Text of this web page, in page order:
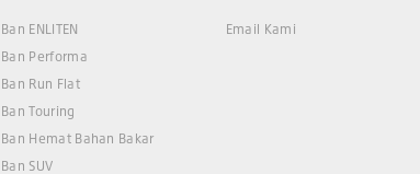
Ban ENLITEN
Ban Performa
Ban Run Flat
Ban Touring
Ban Hemat Bahan Bakar
Ban SUV
Email Kami